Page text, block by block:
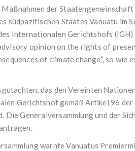
der
südpazifischen Staates Vanuatu im
Internationalen Gerichtshofs (IGH)
opinion on the rights of
of climate change“, so wie
das den Vereinten
Gerichtshof gemäß Artikel 96 der
Generalversammlung und der
warnte Vanuatus